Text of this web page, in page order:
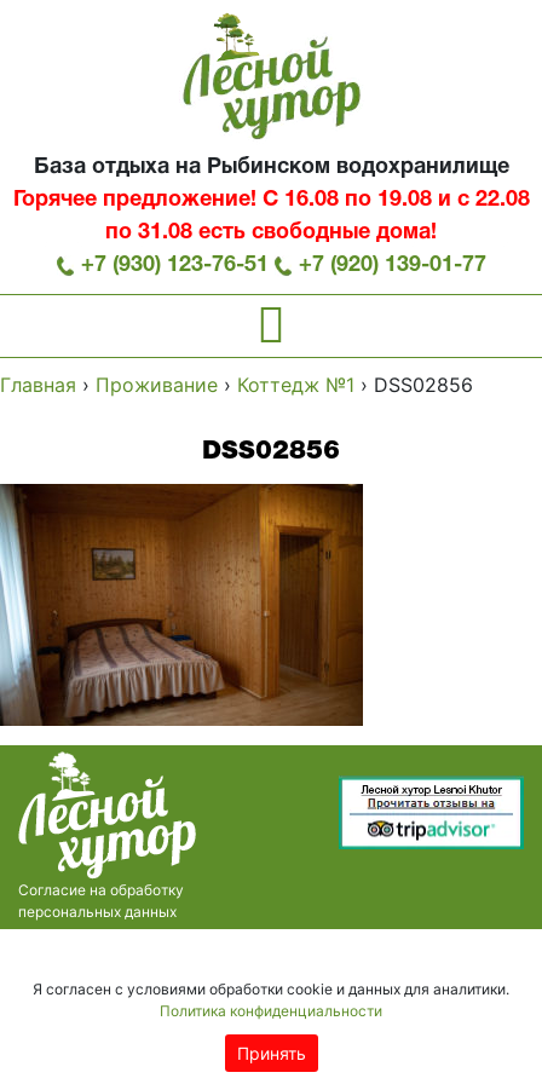
Я согласен с условиями обработки cookie и данных для аналитики.
Политика конфиденциальности
Принять
База отдыха на Рыбинском водохранилище
Горячее предложение! С 16.08 по 19.08 и с 22.08
по 31.08 есть свободные дома!
+7 (930) 123-76-51
+7 (920) 139-01-77
Главная › Проживание › Коттедж №1 › DSS02856
DSS02856
Согласие на обработку
персональных данных